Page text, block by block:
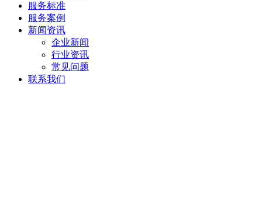
服务标准
服务案例
新闻资讯
企业新闻
行业资讯
常见问题
联系我们